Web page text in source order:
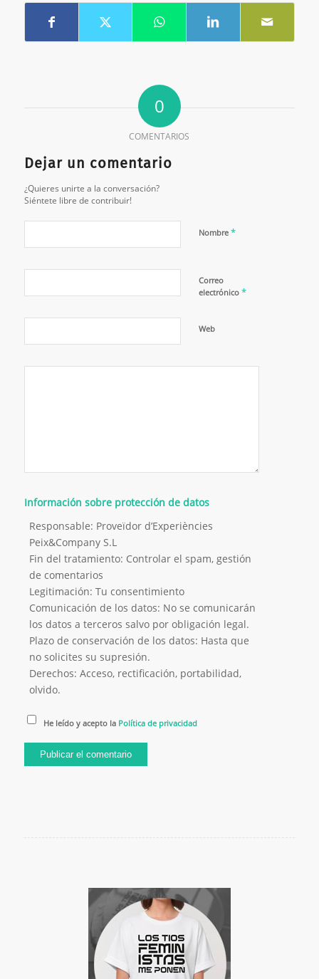
0
COMENTARIOS
Dejar un comentario
¿Quieres unirte a la conversación?
Siéntete libre de contribuir!
Nombre *
Correo
electrónico *
Web
Información sobre protección de datos
Responsable: Proveïdor d’Experiències
Peix&Company S.L
Fin del tratamiento: Controlar el spam, gestión
de comentarios
Legitimación: Tu consentimiento
Comunicación de los datos: No se comunicarán
los datos a terceros salvo por obligación legal.
Plazo de conservación de los datos: Hasta que
no solicites su supresión.
Derechos: Acceso, rectificación, portabilidad,
olvido.
He leído y acepto la Política de privacidad